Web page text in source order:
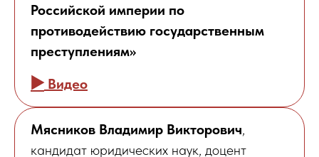
Российской империи по
противодействию государственным
преступлениям»
▶️ Видео
Мясников Владимир Викторович,
кандидат юридических наук, доцент